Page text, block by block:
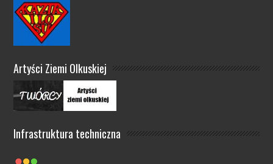
Artyści Ziemi Olkuskiej
Infrastruktura techniczna